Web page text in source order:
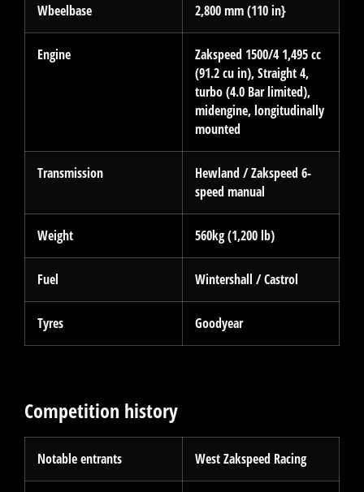
Wbeelbase 2,800 mm (110 in}
Engine
Zakspeed 1500/4 1,495 cc
(91.2 cu in), Straight 4,
turbo (4.0 Bar limited),
midengine, longitudinally
mounted
Transmission
Hewland / Zakspeed 6-
speed manual
Weight 560kg (1,200 lb)
Fuel Wintershall / Castrol
Tyres Goodyear
Competition history
Notable entrants West Zakspeed Racing